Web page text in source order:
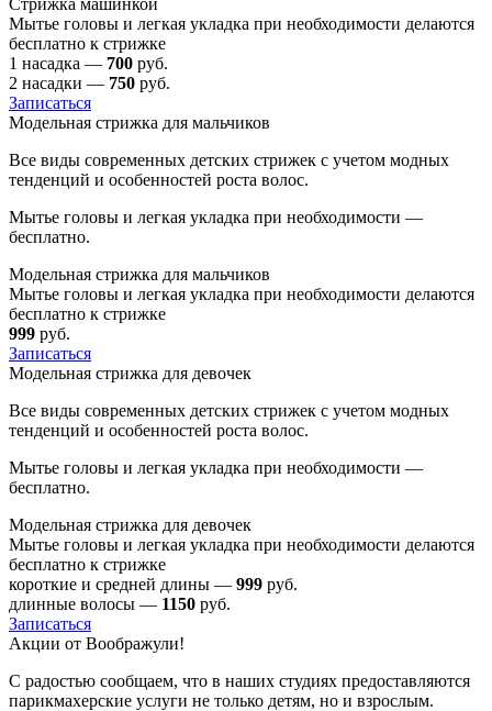
Мытье головы и легкая укладка при необходимости делаются
бесплатно к стрижке
1 насадка — 700 руб.
2 насадки — 750 руб.
Записаться
Модельная стрижка для мальчиков
Все виды современных детских стрижек с учетом модных
тенденций и особенностей роста волос.
Мытье головы и легкая укладка при необходимости —
бесплатно.
Модельная стрижка для мальчиков
Мытье головы и легкая укладка при необходимости делаются
бесплатно к стрижке
999 руб.
Записаться
Модельная стрижка для девочек
Все виды современных детских стрижек с учетом модных
тенденций и особенностей роста волос.
Мытье головы и легкая укладка при необходимости —
бесплатно.
Модельная стрижка для девочек
Мытье головы и легкая укладка при необходимости делаются
бесплатно к стрижке
короткие и средней длины — 999 руб.
длинные волосы — 1150 руб.
Записаться
Акции от Воображули!
С радостью сообщаем, что в наших студиях предоставляются
парикмахерские услуги не только детям, но и взрослым.